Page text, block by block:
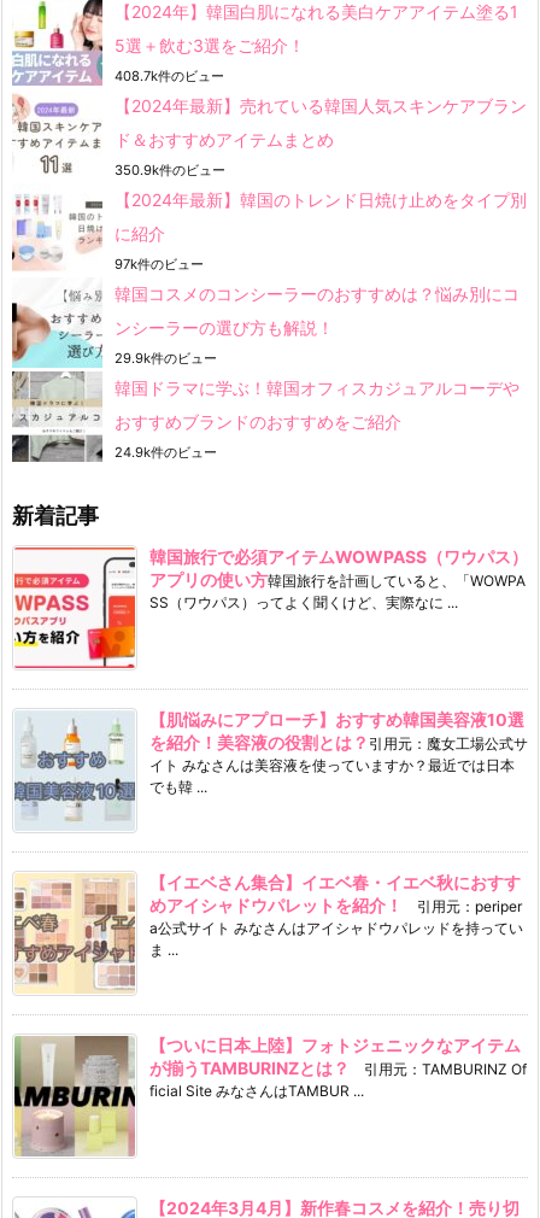
【2024年】韓国白肌になれる美白ケアアイテム塗る1
5選＋飲む3選をご紹介！
408.7k件のビュー
【2024年最新】売れている韓国人気スキンケアブラン
ド＆おすすめアイテムまとめ
350.9k件のビュー
【2024年最新】韓国のトレンド日焼け止めをタイプ別
に紹介
97k件のビュー
韓国コスメのコンシーラーのおすすめは？悩み別にコ
ンシーラーの選び方も解説！
29.9k件のビュー
韓国ドラマに学ぶ！韓国オフィスカジュアルコーデや
おすすめブランドのおすすめをご紹介
24.9k件のビュー
新着記事
韓国旅行で必須アイテムWOWPASS（ワウパス）
アプリの使い方韓国旅行を計画していると、「WOWPA
SS（ワウパス）ってよく聞くけど、実際なに ...
【肌悩みにアプローチ】おすすめ韓国美容液10選
を紹介！美容液の役割とは？ 引用元：魔女工場公式サ
イト みなさんは美容液を使っていますか？最近では日本
でも韓 ...
【イエベさん集合】イエベ春・イエベ秋におすす
めアイシャドウパレットを紹介！
引用元：periper
a公式サイト みなさんはアイシャドウパレッドを持ってい
ま ...
【ついに日本上陸】フォトジェニックなアイテム
が揃うTAMBURINZとは？
引用元：TAMBURINZ Of
ficial Site みなさんはTAMBUR ...
【2024年3月4月】新作春コスメを紹介！売り切